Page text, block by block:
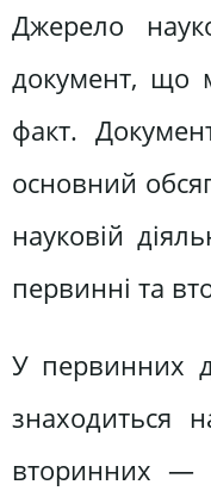
Джерело
документ, що
факт.
основний
науковій
первинні та
У первинних
знаходиться
вторинних —